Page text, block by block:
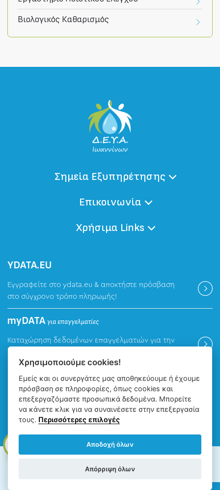
Βιολογικός Καθαρισμός
Σημεία Εξυπηρέτησης
Επικοινωνία
Χρήσιμα Links
ΥDATA.EU
Εγγραφείτε στο ydata.eu & αποκτήστε πρόσβαση
στο σύγχρονο τρόπο πληρωμής!
myDATAγια επαγγελματίες
Καταχώρηση δεδομένων επαγγελματιών για την
Βρείτε μας
Ιωαννίνων, Copyright © 2026, All rights reserved.
Χρησιμοποιούμε cookies!
Εμείς και οι συνεργάτες μας αποθηκεύουμε ή έχουμε
πρόσβαση σε πληροφορίες, όπως cookies και
επεξεργαζόμαστε προσωπικά δεδομένα. Μπορείτε
να κάνετε κλικ για να συναινέσετε στην επεξεργασία
τους. Περισσότερες επιλογές
Αποδοχή όλων
Απόρριψη όλων